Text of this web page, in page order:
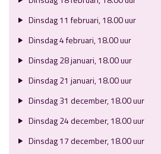
Dinsdag 11 februari, 18.00 uur
Dinsdag 4 februari, 18.00 uur
Dinsdag 28 januari, 18.00 uur
Dinsdag 21 januari, 18.00 uur
Dinsdag 31 december, 18.00 uur
Dinsdag 24 december, 18.00 uur
Dinsdag 17 december, 18.00 uur